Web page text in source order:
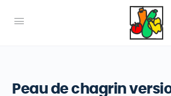
Peau de chagrin